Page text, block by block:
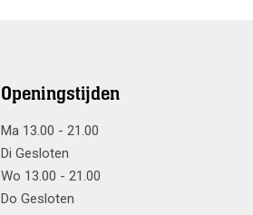
Openingstijden
Ma 13.00 - 21.00
Di Gesloten
Wo 13.00 - 21.00
Do Gesloten